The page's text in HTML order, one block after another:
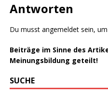
Antworten
Du musst angemeldet sein,
Beiträge im Sinne des
Meinungsbildung geteilt!
SUCHE